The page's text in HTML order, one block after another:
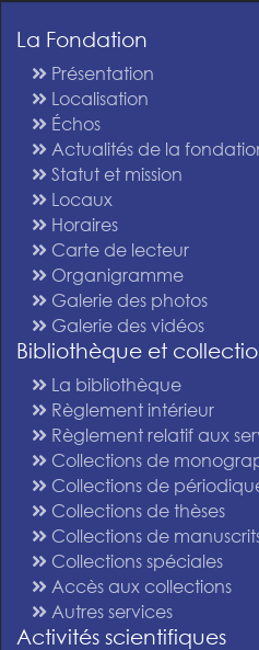
La Fondation
Présentation
Localisation
Échos
Actualités de la
Statut et mission
Locaux
Horaires
Carte de lecteur
Organigramme
Galerie des photos
Galerie des vidéos
Bibliothèque et
La bibliothèque
Règlement intérieur
Règlement relatif aux
Collections de
Collections de
Collections de thèses
Collections de
Collections spéciales
Accès aux collections
Autres services
Activités scientifiques